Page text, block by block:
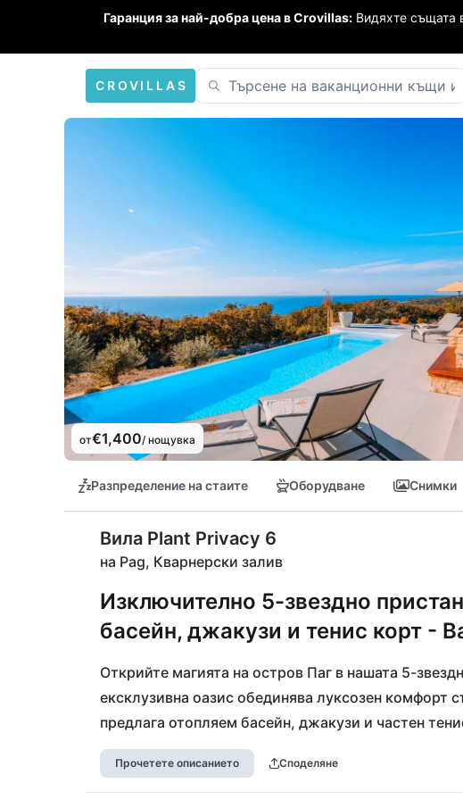
Гаранция за най-добра цена в Crovillas: Видяхте същата
CROVILLAS
от€1,400/ нощувка
Разпределение на стаите Оборудване Снимки
Вила Plant Privacy 6
на Pag, Кварнерски залив
Изключително 5-звездно
басейн, джакузи и тенис корт -
Открийте магията на остров Паг в нашата 5-
ексклузивна оазис обединява луксозен комфорт
предлага отопляем басейн, джакузи и частен
средиземноморското слънце. На само няколко
чистата вода на плаж Чичовац или се потопете
Прочетете описанието Споделяне